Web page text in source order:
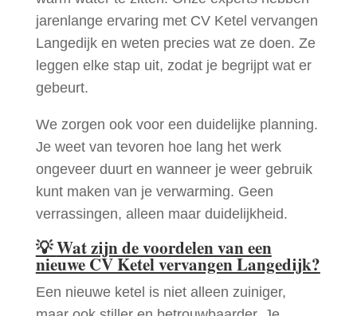
jarenlange ervaring met CV Ketel vervangen
Langedijk en weten precies wat ze doen. Ze
leggen elke stap uit, zodat je begrijpt wat er
gebeurt.
We zorgen ook voor een duidelijke planning.
Je weet van tevoren hoe lang het werk
ongeveer duurt en wanneer je weer gebruik
kunt maken van je verwarming. Geen
verrassingen, alleen maar duidelijkheid.
💡Wat zijn de voordelen van een
nieuwe CV Ketel vervangen Langedijk?
Een nieuwe ketel is niet alleen zuiniger,